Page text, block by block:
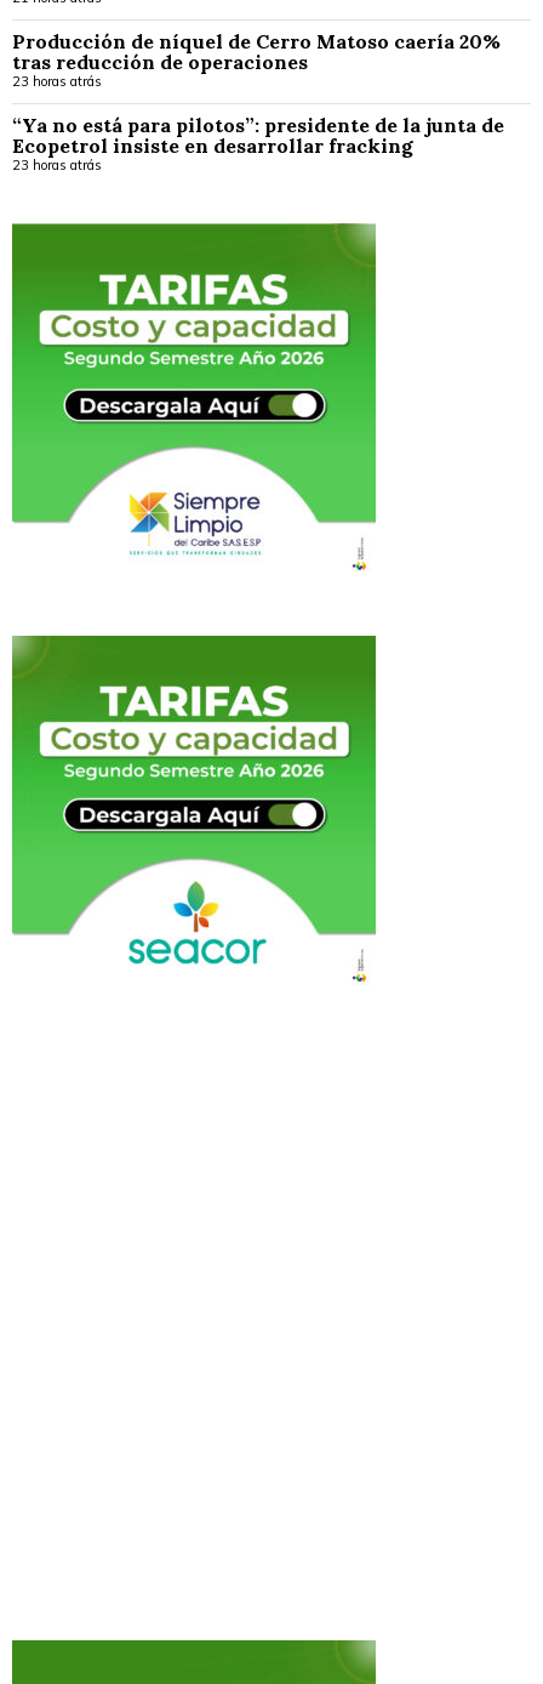
Producción de níquel de Cerro Matoso caería 20%
tras reducción de operaciones
23 horas atrás
“Ya no está para pilotos”: presidente de la junta de
Ecopetrol insiste en desarrollar fracking
23 horas atrás